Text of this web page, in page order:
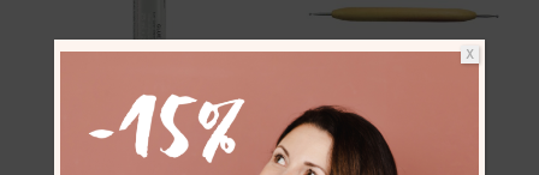
Bastelkleber
Prägestift
X